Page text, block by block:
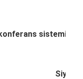
konferans sistemi
Siyah /